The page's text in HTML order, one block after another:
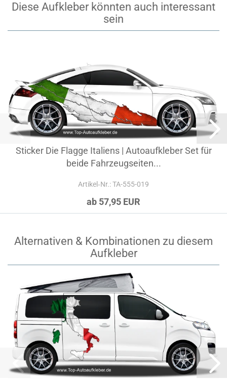
Diese Aufkleber könnten auch interessant
sein
Sticker Die Flagge Italiens | Autoaufkleber Set für
beide Fahrzeugseiten...
Artikel‑Nr.: TA-555-019
ab 57,95 EUR
Alternativen & Kombinationen zu diesem
Aufkleber